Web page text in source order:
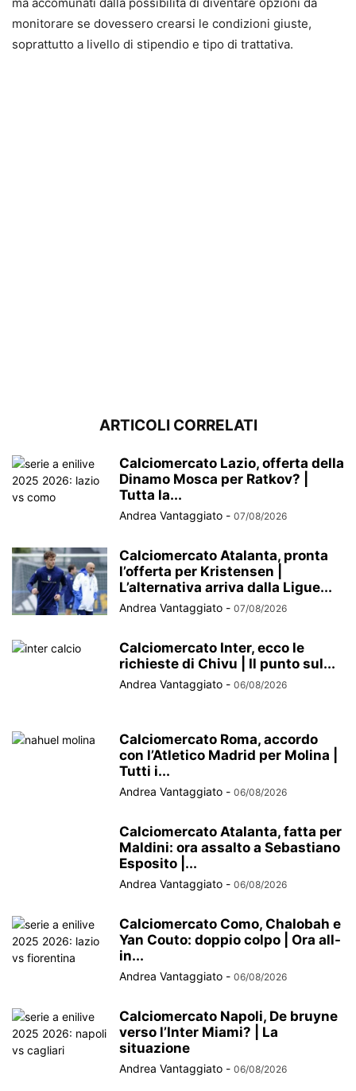
monitorare se dovessero crearsi le condizioni giuste,
soprattutto a livello di stipendio e tipo di trattativa.
ARTICOLI CORRELATI
Calciomercato Lazio, offerta della
Dinamo Mosca per Ratkov? |
Tutta la...
Andrea Vantaggiato - 07/08/2026
Calciomercato Atalanta, pronta
l’offerta per Kristensen |
L’alternativa arriva dalla Ligue...
Andrea Vantaggiato - 07/08/2026
Calciomercato Inter, ecco le
richieste di Chivu | Il punto sul...
Andrea Vantaggiato - 06/08/2026
Calciomercato Roma, accordo
con l’Atletico Madrid per Molina |
Tutti i...
Andrea Vantaggiato - 06/08/2026
Calciomercato Atalanta, fatta per
Maldini: ora assalto a Sebastiano
Esposito |...
Andrea Vantaggiato - 06/08/2026
Calciomercato Como, Chalobah e
Yan Couto: doppio colpo | Ora all-
in...
Andrea Vantaggiato - 06/08/2026
Calciomercato Napoli, De bruyne
verso l’Inter Miami? | La
situazione
Andrea Vantaggiato - 06/08/2026